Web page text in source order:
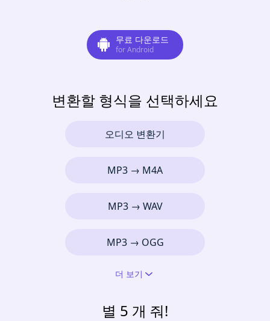
무료 다운로드
for Android
변환할 형식을 선택하세요
오디오 변환기
MP3 → M4A
MP3 → WAV
MP3 → OGG
더 보기
별 5 개 줘!